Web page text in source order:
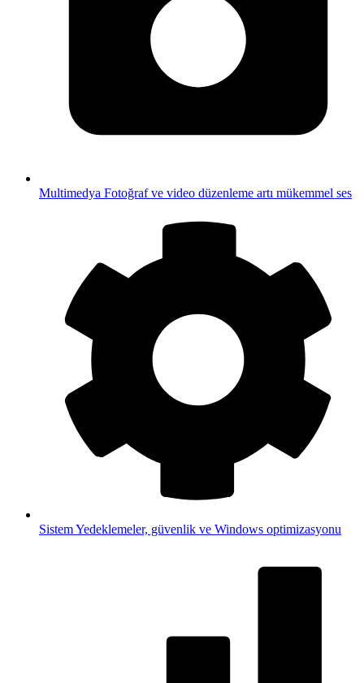
Multimedya Fotoğraf ve video düzenleme artı mükemmel ses
SistemYedeklemeler, güvenlik ve Windows optimizasyonu